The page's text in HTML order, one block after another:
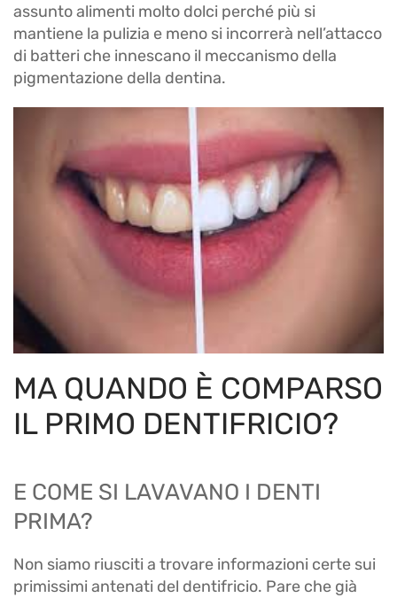
assunto alimenti molto dolci perché più si
mantiene la pulizia e meno si incorrerà nell’attacco
di batteri che innescano il meccanismo della
pigmentazione della dentina.
MA QUANDO È COMPARSO
IL PRIMO DENTIFRICIO?
E COME SI LAVAVANO I DENTI
PRIMA?
Non siamo riusciti a trovare informazioni certe sui
primissimi antenati del dentifricio. Pare che già